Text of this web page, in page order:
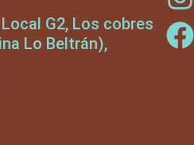
G2, Los cobres
Lo Beltrán),